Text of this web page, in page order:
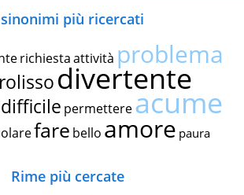
più ricercati
richiestaattività problema
divertente
difficile permettereacume
fare bello amore paura
Rime più cercate